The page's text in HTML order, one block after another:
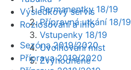
Permanentky 18/19
Přípravná utkání 18/19
Vstupenky 18/19
Uvolňování míst
Zvýhodněné
Výsledkový servis
Rozlosování a info
Sezóna 2019/2020
Příprava 2019/2020